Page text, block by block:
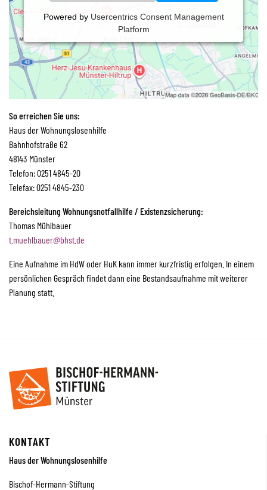
Powered by Usercentrics Consent Management
Platform
So erreichen Sie uns:
Haus der Wohnungslosenhilfe
Bahnhofstraße 62
48143 Münster
Telefon: 0251 4845-20
Telefax: 0251 4845-230
Bereichsleitung Wohnungsnotfallhilfe / Existenzsicherung:
Thomas Mühlbauer
t.muehlbauer@bhst.de
Eine Aufnahme im HdW oder HuK kann immer kurzfristig erfolgen. In einem
persönlichen Gespräch findet dann eine Bestandsaufnahme mit weiterer
Planung statt.
KONTAKT
Haus der Wohnungslosenhilfe
Bischof-Hermann-Stiftung